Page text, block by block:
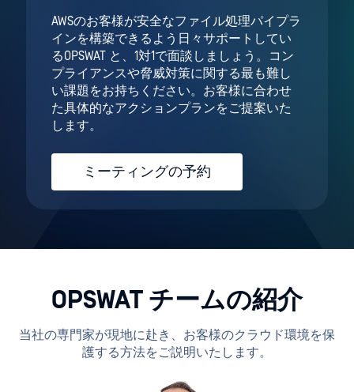
AWSのお客様が安全なファイル処理パイプラ
インを構築できるよう日々サポートしてい
るOPSWAT と、1対1で面談しましょう。コン
プライアンスや脅威対策に関する最も難し
い課題をお持ちください。お客様に合わせ
た具体的なアクションプランをご提案いた
します。
ミーティングの予約
OPSWAT チームの紹介
当社の専門家が現地に赴き、お客様のクラウド環境を保
護する方法をご説明いたします。